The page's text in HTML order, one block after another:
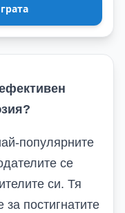
популярните
се
си. Тя
постигнатите